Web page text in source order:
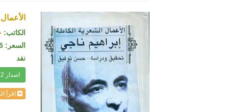
الكاتب:
السعر: 25 جنيهًا
نفد
اصدار 2012
اقرأ